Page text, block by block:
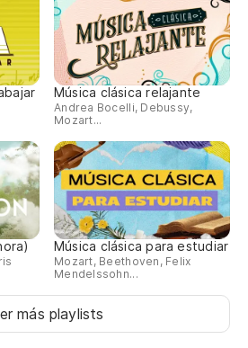
Música clásica relajante
Andrea Bocelli, Debussy,
Mozart...
Música clásica para estudiar
Mozart, Beethoven, Felix
Mendelssohn...
más playlists